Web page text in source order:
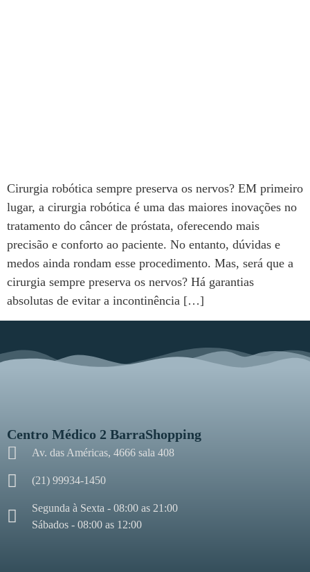
Cirurgia robótica sempre preserva os nervos? EM primeiro
lugar, a cirurgia robótica é uma das maiores inovações no
tratamento do câncer de próstata, oferecendo mais
precisão e conforto ao paciente. No entanto, dúvidas e
medos ainda rondam esse procedimento. Mas, será que a
cirurgia sempre preserva os nervos? Há garantias
absolutas de evitar a incontinência […]
Centro Médico 2 BarraShopping
Av. das Américas, 4666 sala 408
(21) 99934-1450
Segunda à Sexta - 08:00 as 21:00
Sábados - 08:00 as 12:00